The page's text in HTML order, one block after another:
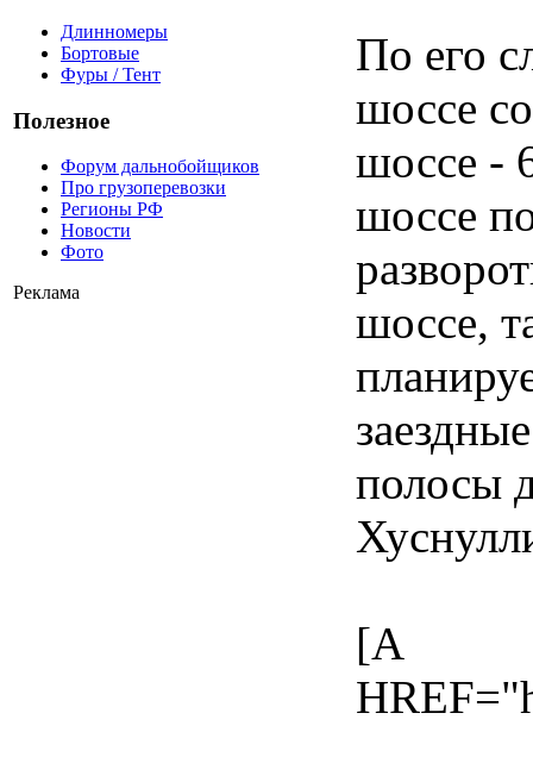
Длинномеры
Бортовые
Фуры / Тент
Полезное
Форум дальнобойщиков
Про грузоперевозки
Регионы РФ
Новости
Фото
Реклама
По его
шоссе
шоссе -
шоссе
шоссе,
полосы
[A